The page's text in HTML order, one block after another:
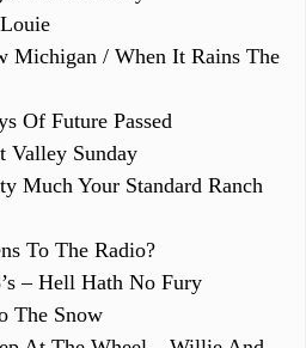
Michigan / When It Rains The
Of Future Passed
Valley Sunday
Much Your Standard Ranch
To The Radio?
– Hell Hath No Fury
The Snow